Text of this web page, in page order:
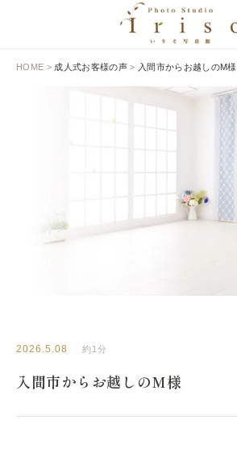
HOME > 成人式お客様の声> 入間市からお越しのM様
2026.5.08 約1分
入間市からお越しのM様